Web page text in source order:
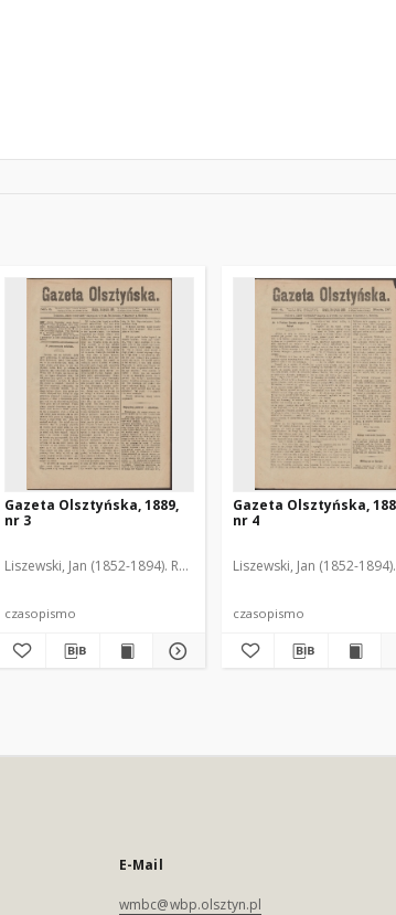
Gazeta Olsztyńska, 1889,
nr 3
Liszewski, Jan (1852-1894). Red.
czasopismo
Gazeta Olsztyńska,
nr 4
Liszewski, Jan (1852-1894).
czasopismo
E-Mail
wmbc@wbp.olsztyn.pl